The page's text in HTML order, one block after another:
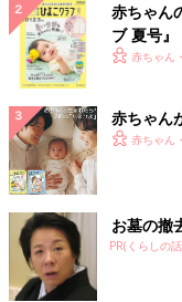
赤ちゃん
ブ 夏号
く！ おっ
赤ちゃん
赤ちゃん
赤ちゃん
お墓の撤
PR(くらしの